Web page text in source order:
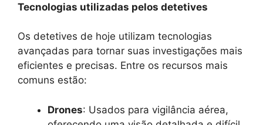
Tecnologias utilizadas pelos detetives
Os detetives de hoje utilizam tecnologias
avançadas para tornar suas investigações mais
eficientes e precisas. Entre os recursos mais
comuns estão:
Drones: Usados para vigilância aérea,